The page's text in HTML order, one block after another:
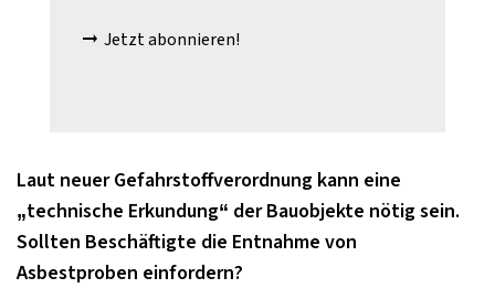
Jetzt abonnieren!
Laut neuer Gefahrstoffverordnung kann eine
„technische Erkundung“ der Bauobjekte nötig sein.
Sollten Beschäftigte die Entnahme von
Asbestproben einfordern?